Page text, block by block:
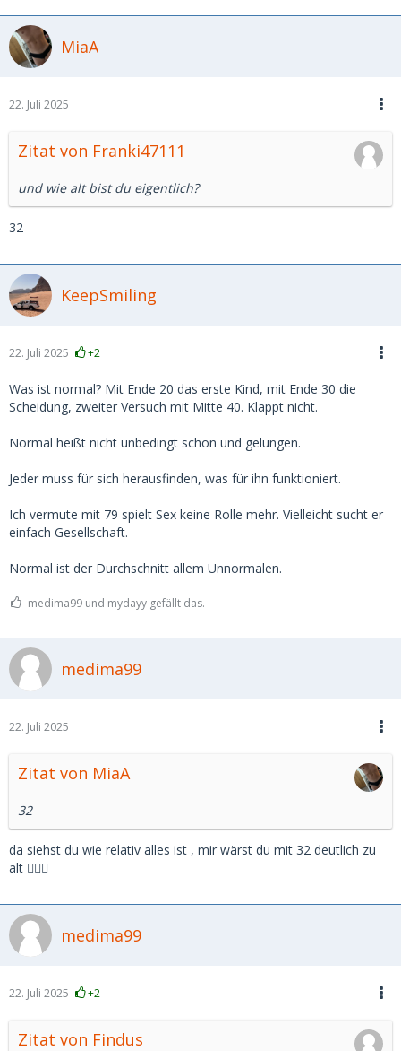
MiaA
22. Juli 2025
Zitat von Franki47111
und wie alt bist du eigentlich?
32
KeepSmiling
22. Juli 2025 +2
Was ist normal? Mit Ende 20 das erste Kind, mit Ende 30 die
Scheidung, zweiter Versuch mit Mitte 40. Klappt nicht.
Normal heißt nicht unbedingt schön und gelungen.
Jeder muss für sich herausfinden, was für ihn funktioniert.
Ich vermute mit 79 spielt Sex keine Rolle mehr. Vielleicht sucht er
einfach Gesellschaft.
Normal ist der Durchschnitt allem Unnormalen.
medima99 und mydayy gefällt das.
medima99
22. Juli 2025
Zitat von MiaA
32
da siehst du wie relativ alles ist , mir wärst du mit 32 deutlich zu
alt 🤷🏼‍♂️
medima99
22. Juli 2025 +2
Zitat von Findus